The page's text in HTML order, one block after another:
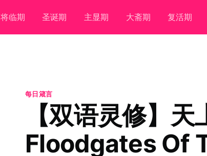
将临期 圣诞期 主显期 大斋期 复活期
每日箴言
【双语灵修】
Floodgates Of